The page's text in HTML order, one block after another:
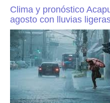
Clima y pronóstico
agosto con lluvias